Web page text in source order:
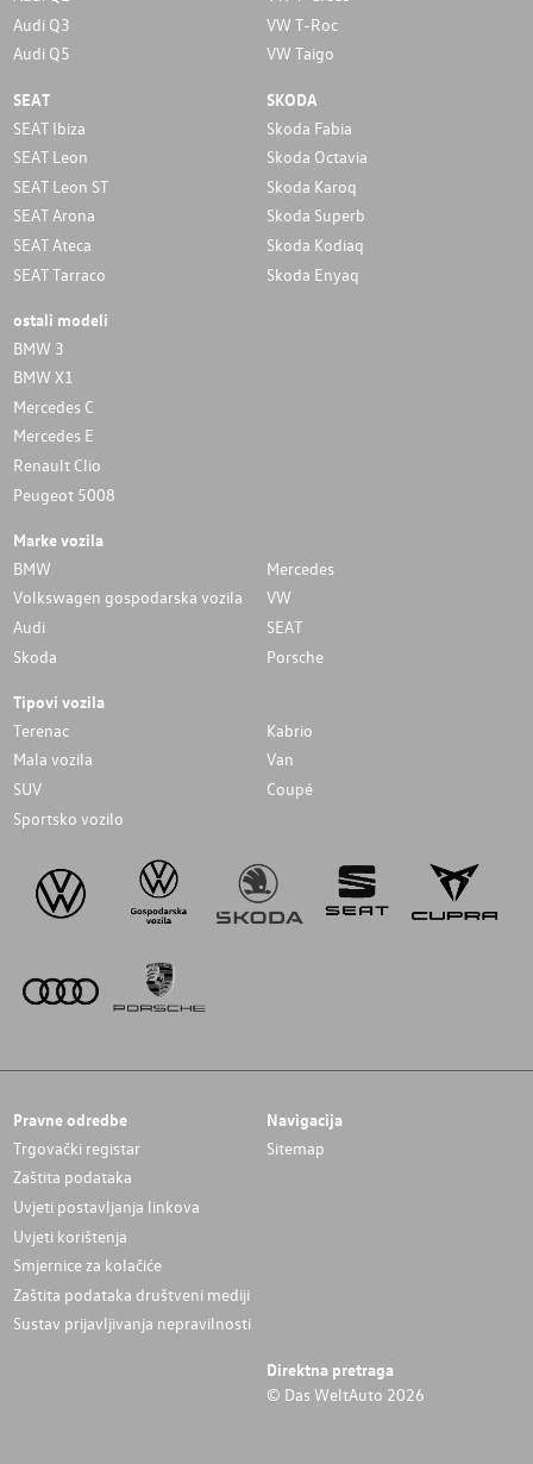
Audi Q3
Audi Q5
VW T-Roc
VW Taigo
SEAT
SEAT Ibiza
SEAT Leon
SEAT Leon ST
SEAT Arona
SEAT Ateca
SEAT Tarraco
SKODA
Skoda Fabia
Skoda Octavia
Skoda Karoq
Skoda Superb
Skoda Kodiaq
Skoda Enyaq
ostali modeli
BMW 3
BMW X1
Mercedes C
Mercedes E
Renault Clio
Peugeot 5008
Marke vozila
BMW
Mercedes
Volkswagen gospodarska vozila
VW
Audi
SEAT
Skoda
Porsche
Tipovi vozila
Terenac
Kabrio
Mala vozila
Van
SUV
Coupé
Sportsko vozilo
Pravne odredbe
Trgovački registar
Zaštita podataka
Uvjeti postavljanja linkova
Uvjeti korištenja
Smjernice za kolačiće
Zaštita podataka društveni mediji
Sustav prijavljivanja nepravilnosti
Navigacija
Sitemap
Direktna pretraga
© Das WeltAuto 2026